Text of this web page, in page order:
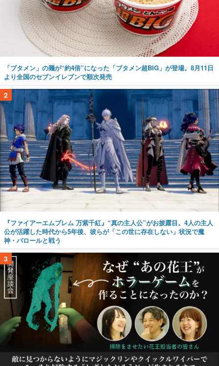
「ブタメン」の麺が“約4倍”になった「ブタメン超BIG」が登場。8月11日
より全国のセブンイレブンで順次発売
2
『ファイアーエムブレム 万紫千紅』“真の主人公”がお披露目。4人の主人
公が活躍した時代から5年後、彼らが「この世に存在しない」状況で魔
神・バロールと戦う
3